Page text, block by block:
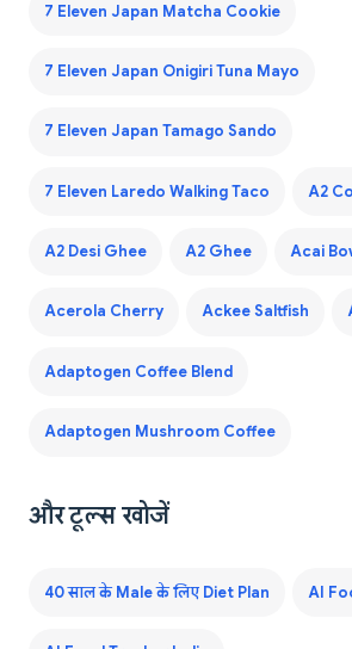
7 Eleven Japan Matcha Cookie
7 Eleven Japan Onigiri Tuna Mayo
7 Eleven Japan Tamago Sando
7 Eleven Laredo Walking Taco A2
A2 Desi Ghee A2 Ghee Acai
Acerola Cherry Ackee Saltfish
Adaptogen Coffee Blend
Adaptogen Mushroom Coffee
और टूल्स खोजें
40 साल के Male के लिए Diet Plan AI